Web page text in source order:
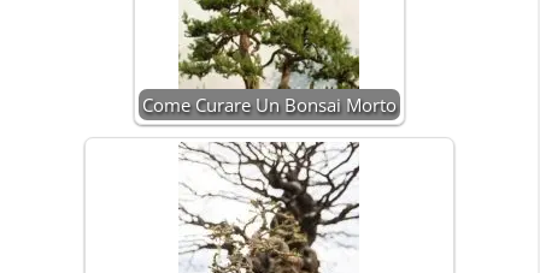
Come Curare Un Bonsai Morto